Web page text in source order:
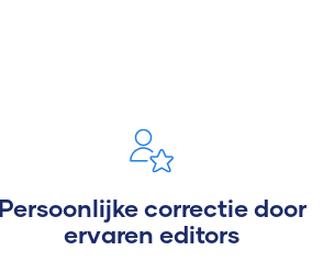
Persoonlijke correctie door
ervaren editors